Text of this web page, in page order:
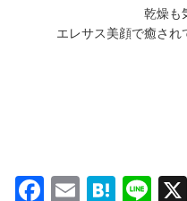
乾燥も
エレサス美顔で癒され
Facebook
Email